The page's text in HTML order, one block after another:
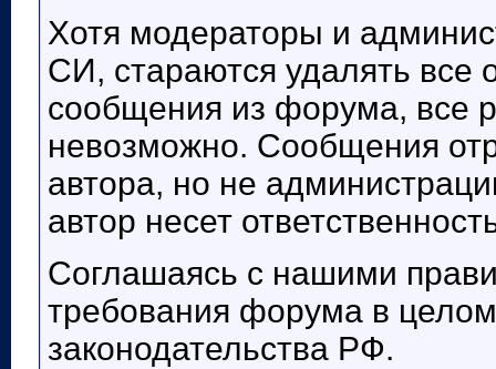
Хотя модераторы и
СИ, стараются удалять все
сообщения из форума, все
невозможно. Сообщения
автора, но не
автор несет
Соглашаясь с нашими
требования форума в
законодательства РФ.